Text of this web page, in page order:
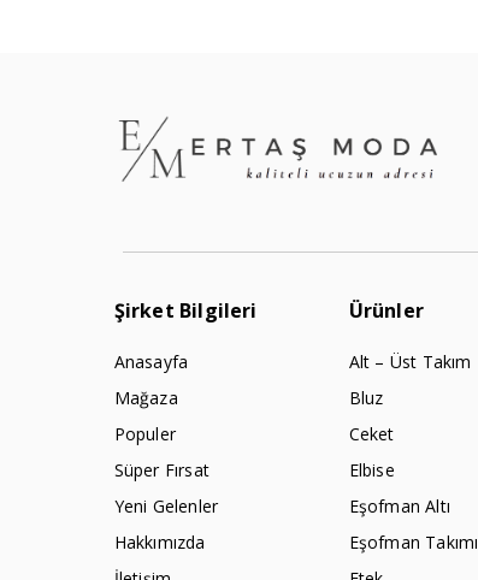
Şirket Bilgileri
Anasayfa
Mağaza
Populer
Süper Fırsat
Yeni Gelenler
Hakkımızda
Ürünler
Alt – Üst Takım
Bluz
Ceket
Elbise
Eşofman Altı
Eşofman Takımı